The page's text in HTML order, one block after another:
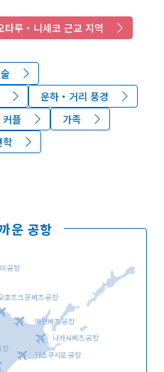
타루・니세코 근교 지역
운하・거리 풍경
플
가족
학
운 공항
항
공항
호츠크 몬베츠 공항
메만베츠 공항
나카시베츠 공항
단초쿠시로 공항